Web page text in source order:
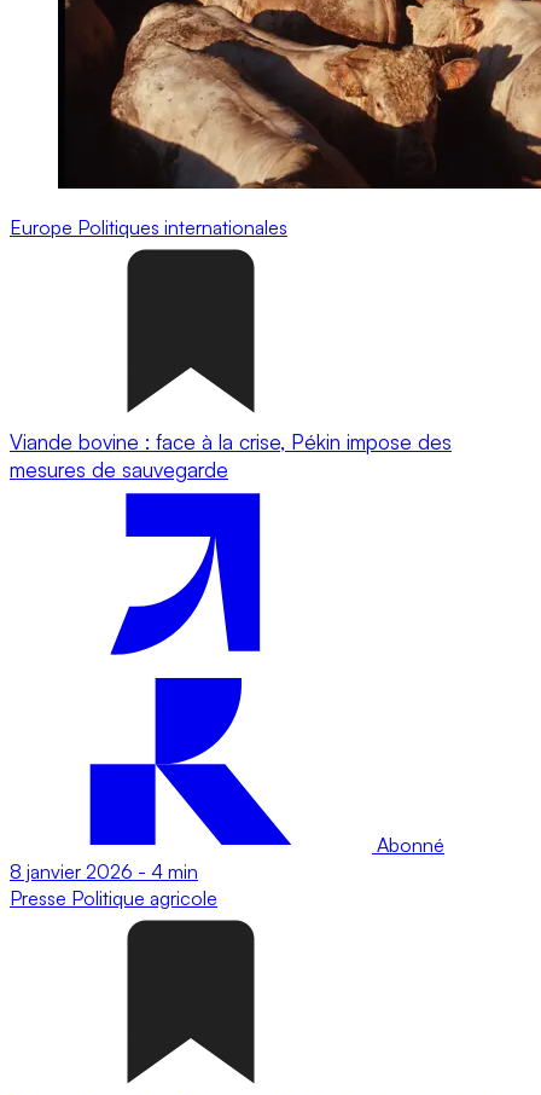
Europe Politiques internationales
Viande bovine : face à la crise, Pékin impose des
mesures de sauvegarde
Abonné
8 janvier 2026 - 4 min
Presse Politique agricole